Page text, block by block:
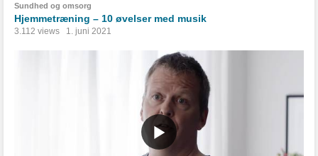
Sundhed og omsorg
Hjemmetræning – 10 øvelser med musik
3.112 views 1. juni 2021